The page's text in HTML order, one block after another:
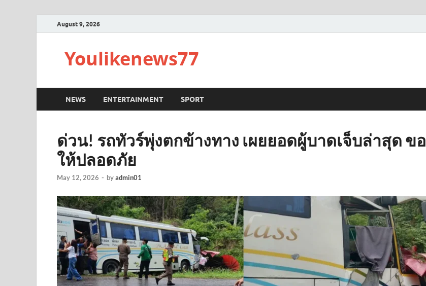
August 9, 2026
Youlikenews77
NEWS ENTERTAINMENT SPORT
ด่วน! รถทัวร์พุ่งตกข้างทาง เผยยอดผู้บาดเจ็บล่าสุด ขอ
ให้ปลอดภัย
May 12, 2026 - byadmin01